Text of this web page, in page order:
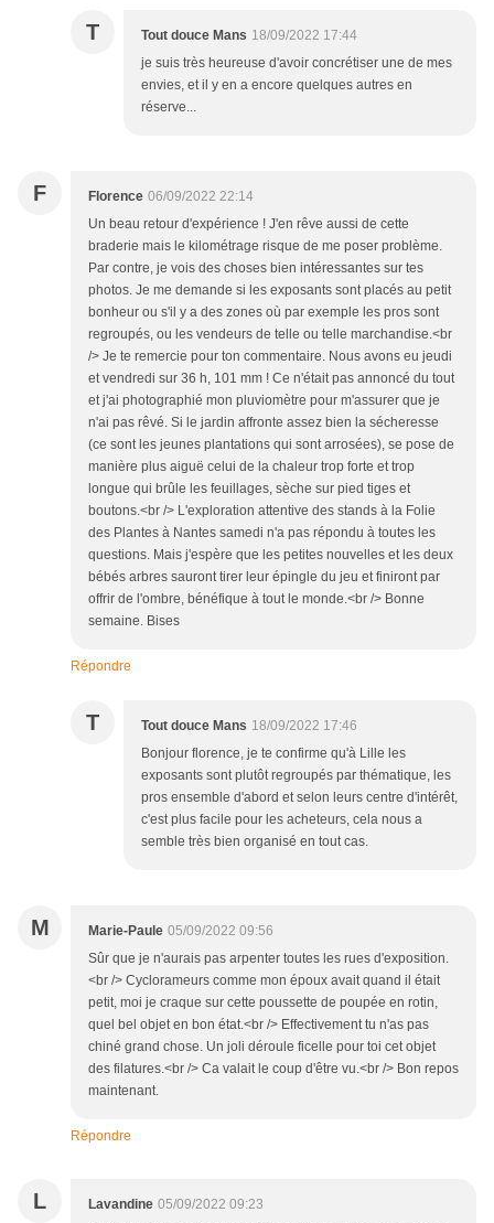
T Tout douce Mans 18/09/2022 17:44
je suis très heureuse d'avoir concrétiser une de mes
envies, et il y en a encore quelques autres en
réserve...
F Florence 06/09/2022 22:14
Un beau retour d'expérience ! J'en rêve aussi de cette
braderie mais le kilométrage risque de me poser problème.
Par contre, je vois des choses bien intéressantes sur tes
photos. Je me demande si les exposants sont placés au petit
bonheur ou s'il y a des zones où par exemple les pros sont
regroupés, ou les vendeurs de telle ou telle marchandise.<br
/> Je te remercie pour ton commentaire. Nous avons eu jeudi
et vendredi sur 36 h, 101 mm ! Ce n'était pas annoncé du tout
et j'ai photographié mon pluviomètre pour m'assurer que je
n'ai pas rêvé. Si le jardin affronte assez bien la sécheresse
(ce sont les jeunes plantations qui sont arrosées), se pose de
manière plus aiguë celui de la chaleur trop forte et trop
longue qui brûle les feuillages, sèche sur pied tiges et
boutons.<br /> L'exploration attentive des stands à la Folie
des Plantes à Nantes samedi n'a pas répondu à toutes les
questions. Mais j'espère que les petites nouvelles et les deux
bébés arbres sauront tirer leur épingle du jeu et finiront par
offrir de l'ombre, bénéfique à tout le monde.<br /> Bonne
semaine. Bises
Répondre
T Tout douce Mans 18/09/2022 17:46
Bonjour florence, je te confirme qu'à Lille les
exposants sont plutôt regroupés par thématique, les
pros ensemble d'abord et selon leurs centre d'intérêt,
c'est plus facile pour les acheteurs, cela nous a
semble très bien organisé en tout cas.
M Marie-Paule 05/09/2022 09:56
Sûr que je n'aurais pas arpenter toutes les rues d'exposition.
<br /> Cyclorameurs comme mon époux avait quand il était
petit, moi je craque sur cette poussette de poupée en rotin,
quel bel objet en bon état.<br /> Effectivement tu n'as pas
chiné grand chose. Un joli déroule ficelle pour toi cet objet
des filatures.<br /> Ca valait le coup d'être vu.<br /> Bon repos
maintenant.
Répondre
L Lavandine 05/09/2022 09:23